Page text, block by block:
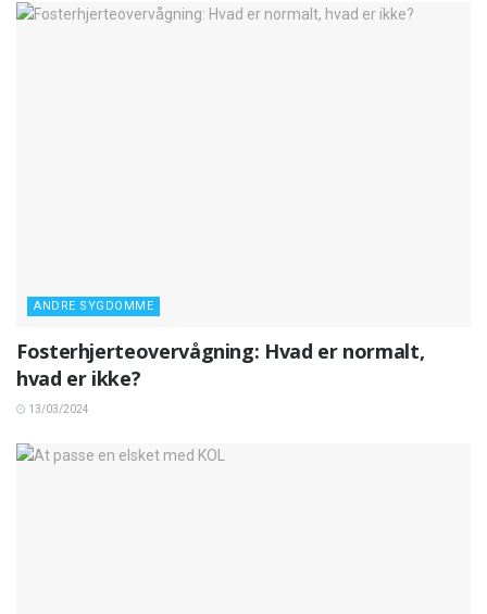
ANDRE SYGDOMME
Fosterhjerteovervågning: Hvad er normalt,
hvad er ikke?
13/03/2024